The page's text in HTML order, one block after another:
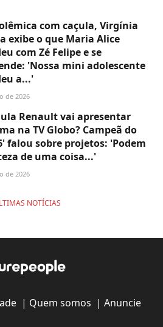
com caçula, Virgínia
exibe o que Maria Alice
com Zé Felipe e se
'Nossa mini adolescente
a...'
de 2026
Renault vai apresentar
na TV Globo? Campeã do
falou sobre projetos: 'Podem
de uma coisa...'
de 2026
NOTÍCIAS
| Quem somos | Anuncie